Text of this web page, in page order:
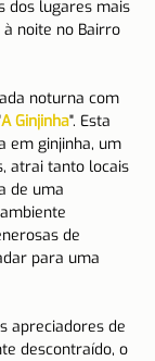
dos lugares mais
noite no Bairro
noturna com
A Ginjinha". Esta
em ginjinha, um
atrai tanto locais
de uma
de
para uma
apreciadores de
descontraído, o